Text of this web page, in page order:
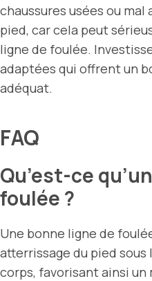
chaussures usées ou
pied, car cela peut
ligne de foulée.
adaptées qui offrent un
adéquat.
FAQ
Qu’est-ce
foulée ?
Une bonne ligne de
atterrissage du pied
corps, favorisant ainsi